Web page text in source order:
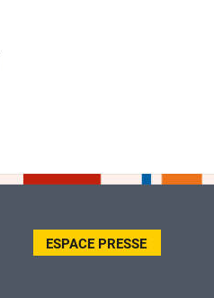
ESPACE PRESSE